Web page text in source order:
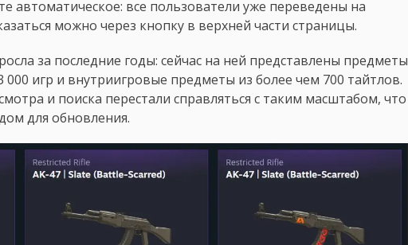
автоматическое: все пользователи уже переведены на
можно через кнопку в верхней части страницы.
за последние годы: сейчас на ней представлены предметы
000 игр и внутриигровые предметы из более чем 700 тайтлов.
и поиска перестали справляться с таким масштабом, что
для обновления.